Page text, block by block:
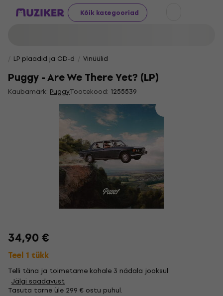
Kõik kategooriad
LP plaadid ja CD-d Vinüülid
Puggy - Are We There Yet? (LP)
Kaubamärk: PuggyTootekood: 1255539
34,90 €
Teel 1 tükk
Telli täna ja toimetame kohale 3 nädala jooksul
Jälgi saadavust
Tasuta tarne üle 299 € ostu puhul.